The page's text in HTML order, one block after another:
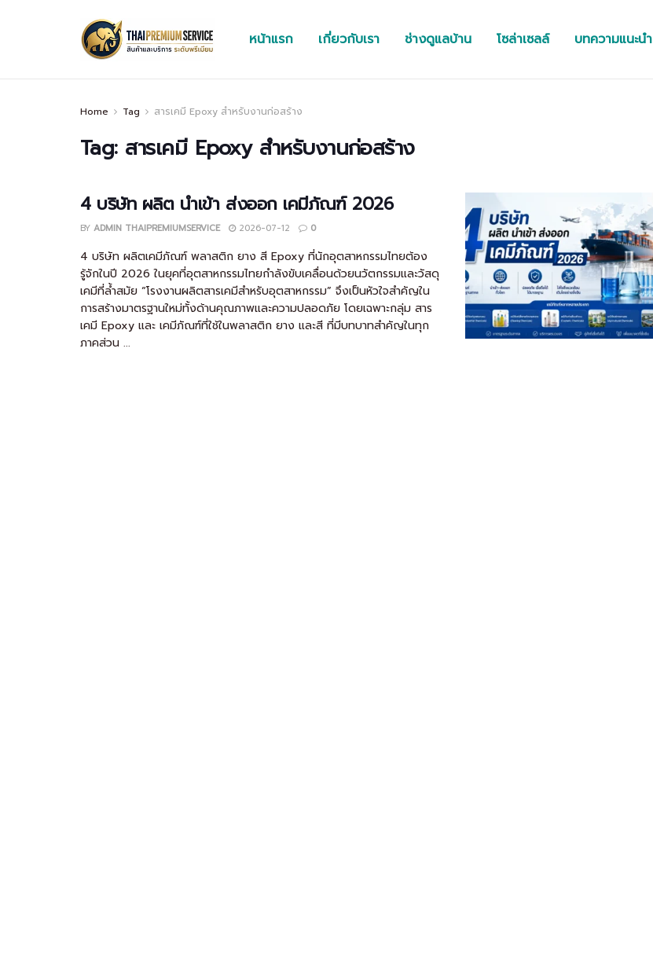
หน้าแรก เกี่ยวกับเรา ช่างดูแลบ้าน โซล่าเซลล์ บทความแนะนำ
Home Tag สารเคมี Epoxy สำหรับงานก่อสร้าง
Tag: สารเคมี Epoxy สำหรับงานก่อสร้าง
4 บริษัท ผลิต นำเข้า ส่งออก เคมีภัณฑ์ 2026
BY ADMIN THAIPREMIUMSERVICE 2026-07-12 0
4 บริษัท ผลิตเคมีภัณฑ์ พลาสติก ยาง สี Epoxy ที่นักอุตสาหกรรมไทยต้อง
รู้จักในปี 2026 ในยุคที่อุตสาหกรรมไทยกำลังขับเคลื่อนด้วยนวัตกรรมและวัสดุ
เคมีที่ล้ำสมัย “โรงงานผลิตสารเคมีสำหรับอุตสาหกรรม” จึงเป็นหัวใจสำคัญใน
การสร้างมาตรฐานใหม่ทั้งด้านคุณภาพและความปลอดภัย โดยเฉพาะกลุ่ม สาร
เคมี Epoxy และ เคมีภัณฑ์ที่ใช้ในพลาสติก ยาง และสี ที่มีบทบาทสำคัญในทุก
ภาคส่วน ...